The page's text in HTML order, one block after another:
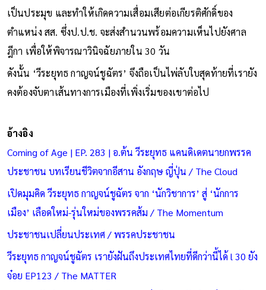
เป็นประมุข และทำให้เกิดความเสื่อมเสียต่อเกียรติศักดิ์ของ
ตำแหน่ง สส. ซึ่งป.ป.ช. จะส่งสำนวนพร้อมความเห็นไปยังศาล
ฎีกา เพื่อให้พิจารณาวินิจฉัยภายใน 30 วัน
ดังนั้น ‘วีระยุทธ กาญจน์ชูฉัตร’ จึงถือเป็นไพ่ลับใบสุดท้ายที่เรายัง
คงต้องจับตาเส้นทางการเมืองที่เพิ่งเริ่มของเขาต่อไป
อ้างอิง
Coming of Age | EP. 283 | อ.ต้น วีระยุทธ แคนดิเดตนายกพรรค
ประชาชน บทเรียนชีวิตจากอีสาน อังกฤษ ญี่ปุ่น / The Cloud
เปิดมุมคิด วีระยุทธ กาญจน์ชูฉัตร จาก ‘นักวิชาการ’ สู่ ‘นักการ
เมือง’ เลือดใหม่-รุ่นใหม่ของพรรคส้ม / The Momentum
ประชาชนเปลี่ยนประเทศ / พรรคประชาชน
วีระยุทธ กาญจน์ชูฉัตร เรายังฝันถึงประเทศไทยที่ดีกว่านี้ได้ l 30 ยัง
จ๋อย EP123 / The MATTER